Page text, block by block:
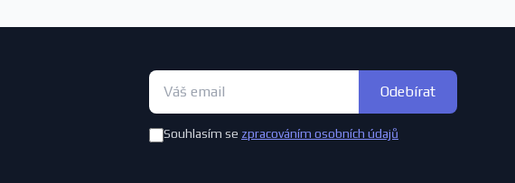
Odebírat
Souhlasím se zpracováním osobních údajů